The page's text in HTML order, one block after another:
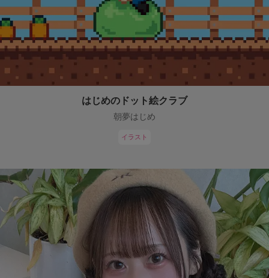
はじめのドット絵クラブ
朝夢はじめ
イラスト